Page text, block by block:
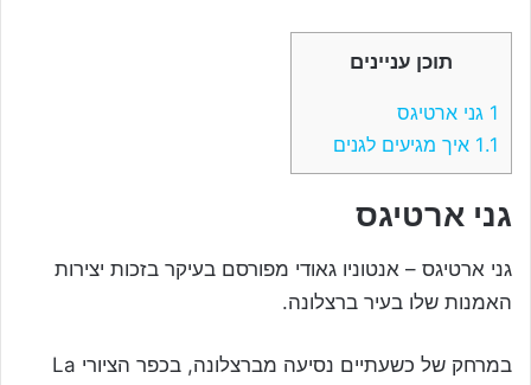
תוכן עניינים
1 גני ארטיגס
1.1 איך מגיעים לגנים
גני ארטיגס
גני ארטיגס – אנטוניו גאודי מפורסם בעיקר בזכות יצירות
האמנות שלו בעיר ברצלונה.
במרחק של כשעתיים נסיעה מברצלונה, בכפר הציורי La